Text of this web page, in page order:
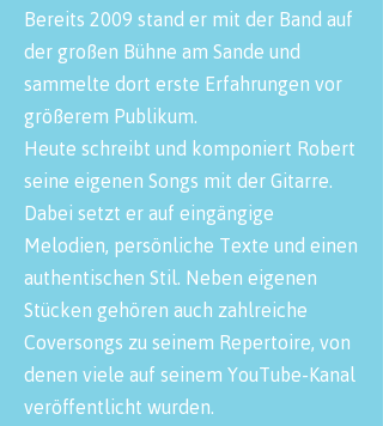
Bereits 2009 stand er mit der Band auf
der großen Bühne am Sande und
sammelte dort erste Erfahrungen vor
größerem Publikum.
Heute schreibt und komponiert Robert
seine eigenen Songs mit der Gitarre.
Dabei setzt er auf eingängige
Melodien, persönliche Texte und einen
authentischen Stil. Neben eigenen
Stücken gehören auch zahlreiche
Coversongs zu seinem Repertoire, von
denen viele auf seinem YouTube-Kanal
veröffentlicht wurden.